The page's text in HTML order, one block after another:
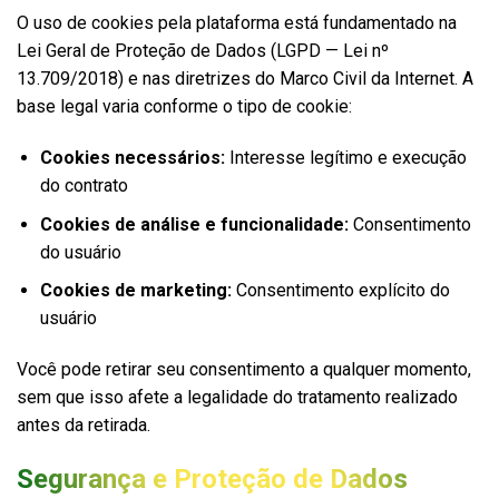
O uso de cookies pela plataforma está fundamentado na
Lei Geral de Proteção de Dados (LGPD — Lei nº
13.709/2018) e nas diretrizes do Marco Civil da Internet. A
base legal varia conforme o tipo de cookie:
Cookies necessários:Interesse legítimo e execução
do contrato
Cookies de análise e funcionalidade:Consentimento
do usuário
Cookies de marketing:Consentimento explícito do
usuário
Você pode retirar seu consentimento a qualquer momento,
sem que isso afete a legalidade do tratamento realizado
antes da retirada.
Segurança e Proteção de Dados